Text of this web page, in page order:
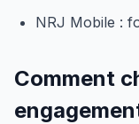
NRJ Mobile :
Comment